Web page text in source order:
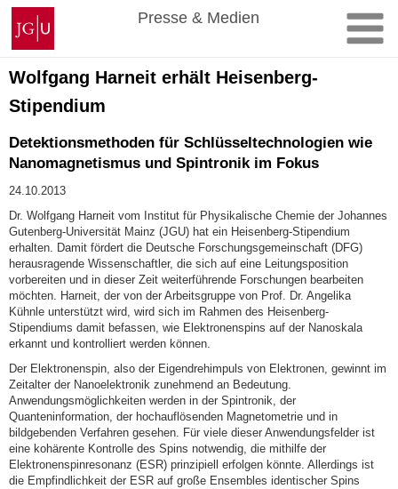
Zum
Inhalt
springen
Johannes
Gutenberg-
Universität
Mainz
Presse & Medien
Wolfgang Harneit erhält Heisenberg-
Stipendium
Detektionsmethoden für Schlüsseltechnologien wie
Nanomagnetismus und Spintronik im Fokus
24.10.2013
Dr. Wolfgang Harneit vom Institut für Physikalische Chemie der Johannes
Gutenberg-Universität Mainz (JGU) hat ein Heisenberg-Stipendium
erhalten. Damit fördert die Deutsche Forschungsgemeinschaft (DFG)
herausragende Wissenschaftler, die sich auf eine Leitungsposition
vorbereiten und in dieser Zeit weiterführende Forschungen bearbeiten
möchten. Harneit, der von der Arbeitsgruppe von Prof. Dr. Angelika
Kühnle unterstützt wird, wird sich im Rahmen des Heisenberg-
Stipendiums damit befassen, wie Elektronenspins auf der Nanoskala
erkannt und kontrolliert werden können.
Der Elektronenspin, also der Eigendrehimpuls von Elektronen, gewinnt im
Zeitalter der Nanoelektronik zunehmend an Bedeutung.
Anwendungsmöglichkeiten werden in der Spintronik, der
Quanteninformation, der hochauflösenden Magnetometrie und in
bildgebenden Verfahren gesehen. Für viele dieser Anwendungsfelder ist
eine kohärente Kontrolle des Spins notwendig, die mithilfe der
Elektronenspinresonanz (ESR) prinzipiell erfolgen könnte. Allerdings ist
die Empfindlichkeit der ESR auf große Ensembles identischer Spins